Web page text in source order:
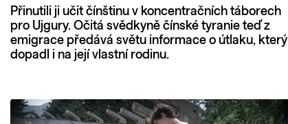
Přinutili ji učit čínštinu v koncentračních táborech
pro Ujgury. Očitá svědkyně čínské tyranie teď z
emigrace předává světu informace o útlaku, který
dopadl i na její vlastní rodinu.